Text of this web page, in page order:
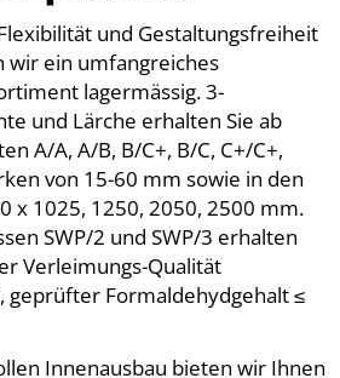
und Gestaltungsfreiheit
wir ein umfangreiches
lagermässig. 3-
und Lärche erhalten Sie ab
A/A, A/B, B/C+, B/C, C+/C+,
von 15-60 mm sowie in den
x 1025, 1250, 2050, 2500 mm.
SWP/2 und SWP/3 erhalten
Verleimungs-Qualität
geprüfter Formaldehydgehalt ≤
Innenausbau bieten wir Ihnen